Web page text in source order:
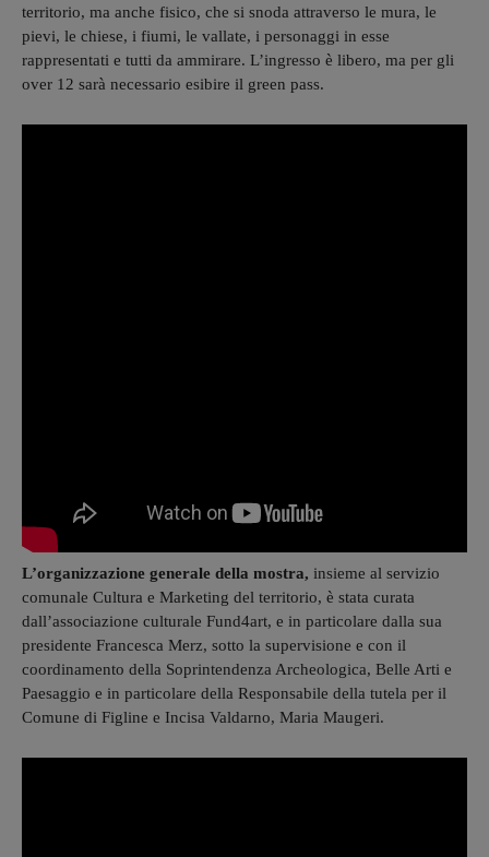
territorio, ma anche fisico, che si snoda attraverso le mura, le
pievi, le chiese, i fiumi, le vallate, i personaggi in esse
rappresentati e tutti da ammirare. L’ingresso è libero, ma per gli
over 12 sarà necessario esibire il green pass.
L’organizzazione generale della mostra, insieme al servizio
comunale Cultura e Marketing del territorio, è stata curata
dall’associazione culturale Fund4art, e in particolare dalla sua
presidente Francesca Merz, sotto la supervisione e con il
coordinamento della Soprintendenza Archeologica, Belle Arti e
Paesaggio e in particolare della Responsabile della tutela per il
Comune di Figline e Incisa Valdarno, Maria Maugeri.